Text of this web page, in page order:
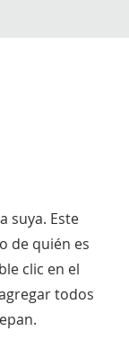
suya. Este
de quién es
clic en el
todos